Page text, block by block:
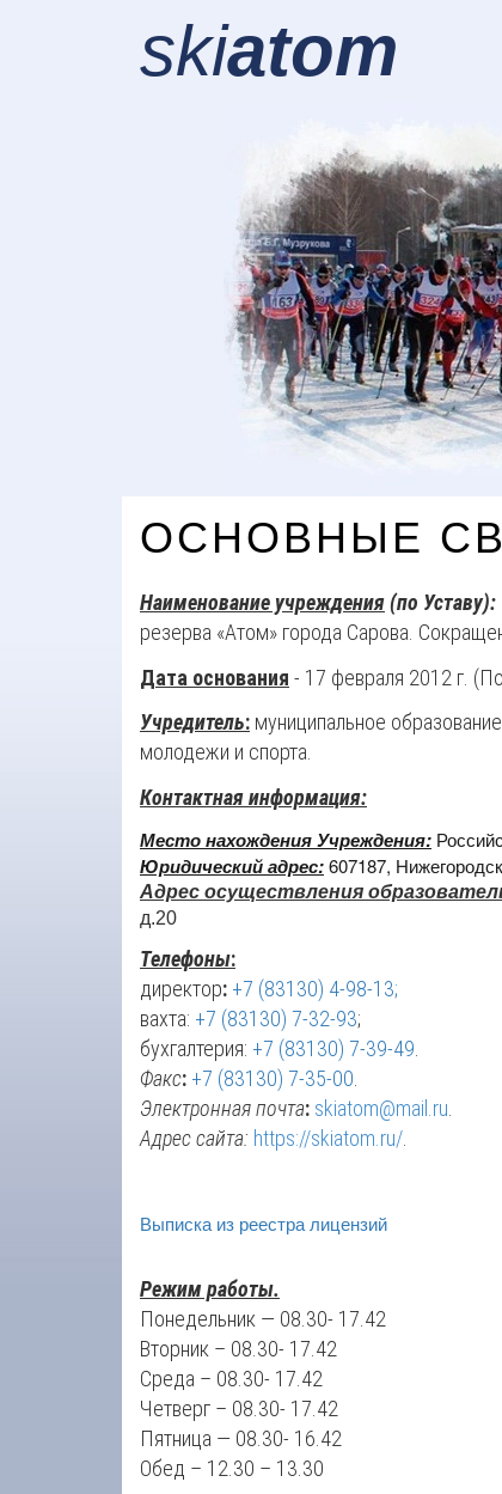
skiatom
ОСНОВНЫЕ
Наименование учреждения(по Уставу):
резерва «Атом» города Сарова.
Дата основания - 17 февраля 2012 г.
Учредитель: муниципальное
молодежи и спорта.
Контактная информация:
Место нахождения Учреждения:
Юридический адрес:607187,
Адрес осуществления
д.20
Телефоны:
директор: +7 (83130) 4-98-13;
вахта: +7 (83130) 7-32-93;
бухгалтерия: +7 (83130) 7-39-49
Факс: +7 (83130) 7-35-00
Электронная почта: skiatom@mail.ru
Адрес сайта: https://skiatom.ru/
Выписка из реестра лицензий
Режим работы.
Понедельник — 08.30- 17.42
Вторник – 08.30- 17.42
Среда – 08.30- 17.42
Четверг – 08.30- 17.42
Пятница — 08.30- 16.42
Обед – 12.30 – 13.30